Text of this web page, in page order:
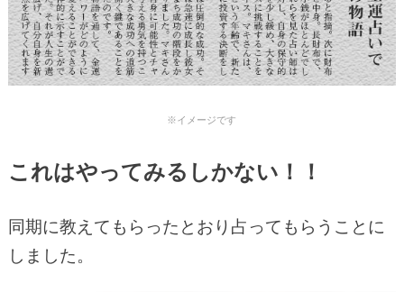
※イメージです
これはやってみるしかない！！
同期に教えてもらったとおり占ってもらうことに
しました。